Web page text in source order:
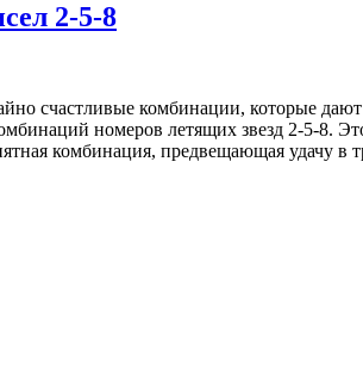
2-5-8
счастливые комбинации, которые
номеров летящих звезд 2-5-8.
комбинация, предвещающая удачу в